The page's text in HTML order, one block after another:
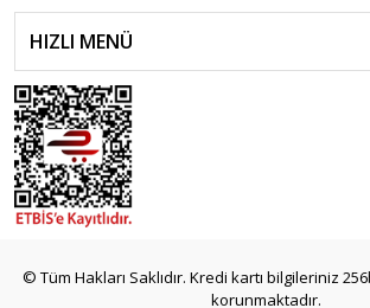
HIZLI MENÜ
© Tüm Hakları Saklıdır. Kredi kartı bilgileriniz
korunmaktadır.